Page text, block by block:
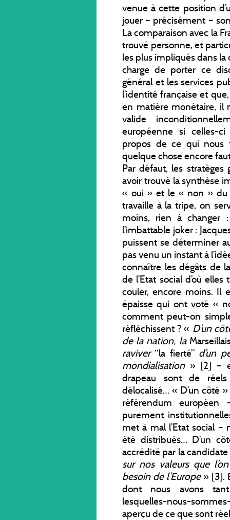
venue à cette position
jouer – précisément –
La comparaison avec la
trouvé personne, et
les plus impliqués dans
charge de porter ce
général et les services
l’identité française et
en matière monétaire, il
valide
européenne si celles-ci
propos de ce qui
quelque chose encore
Par défaut, les
avoir trouvé la synthèse
« oui » et le « non » du
travaille à la tripe, on
moins, rien à
l’imbattable joker :
puissent se déterminer
pas venu un instant à
connaître les dégâts de
de l’Etat social d’où
couler, encore moins. Il
épaisse qui ont voté «
comment peut-on
réfléchissent ? « D’un
de la nation, la
raviver“la fierté” d’un
mondialisation» [2] –
drapeau sont de
délocalisé… « D’un côté »
référendum
purement
met à mal l’Etat social
été distribués… D’un
accrédité par la
sur nos valeurs que
besoin de l’Europe» [3].
dont nous avons tant
lesquelles-nous-
aperçu de ce que sont